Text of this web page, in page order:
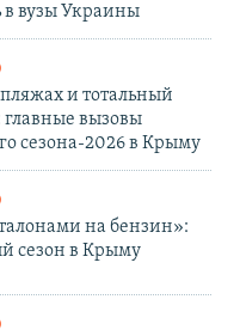
в вузы Украины
и тотальный
главные вызовы
сезона-2026 в Крыму
на бензин»:
сезон в Крыму